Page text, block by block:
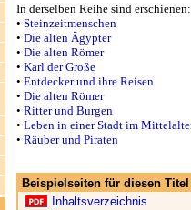
In derselben Reihe sind erschienen:
• Steinzeitmenschen
• Die alten Ägypter
• Die alten Römer
• Karl der Große
• Entdecker und ihre Reisen
• Die alten Römer
• Ritter und Burgen
• Leben in einer Stadt im
• Räuber und Piraten
Beispielseiten für diesen
Inhaltsverzeichnis